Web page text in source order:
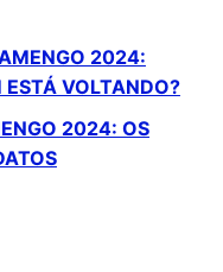
2024:
VOLTANDO?
2024: OS